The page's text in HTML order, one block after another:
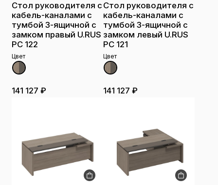
Стол руководителя с
кабель-каналами с
тумбой 3-ящичной с
замком правый U.RUS
РС 122
Цвет
141 127 ₽
Стол руководителя с
кабель-каналами с
тумбой 3-ящичной с
замком левый U.RUS
РС 121
Цвет
141 127 ₽